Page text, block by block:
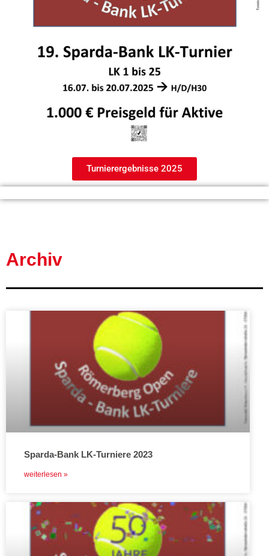
Turnierergebnisse 2025
Archiv
Sparda-Bank LK-Turniere 2023
weiterlesen »